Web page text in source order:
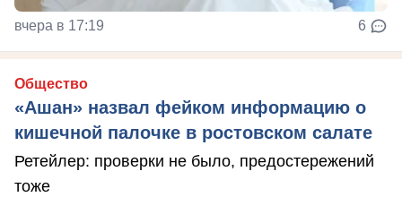
вчера в 17:19 6
Общество
«Ашан» назвал фейком информацию о
кишечной палочке в ростовском салате
Ретейлер: проверки не было, предостережений
тоже